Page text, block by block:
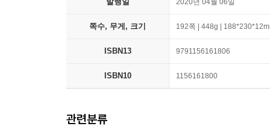
2020년 04월 06일
쪽수, 무게, 크기 192쪽 | 448g |
ISBN13 9791156161806
ISBN10 1156161800
관련분류